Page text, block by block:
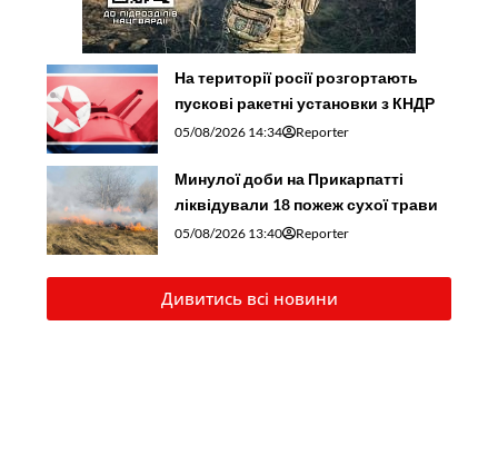
На території росії розгортають
пускові ракетні установки з КНДР
05/08/2026 14:34 Reporter
Минулої доби на Прикарпатті
ліквідували 18 пожеж сухої трави
05/08/2026 13:40 Reporter
Дивитись всі новини